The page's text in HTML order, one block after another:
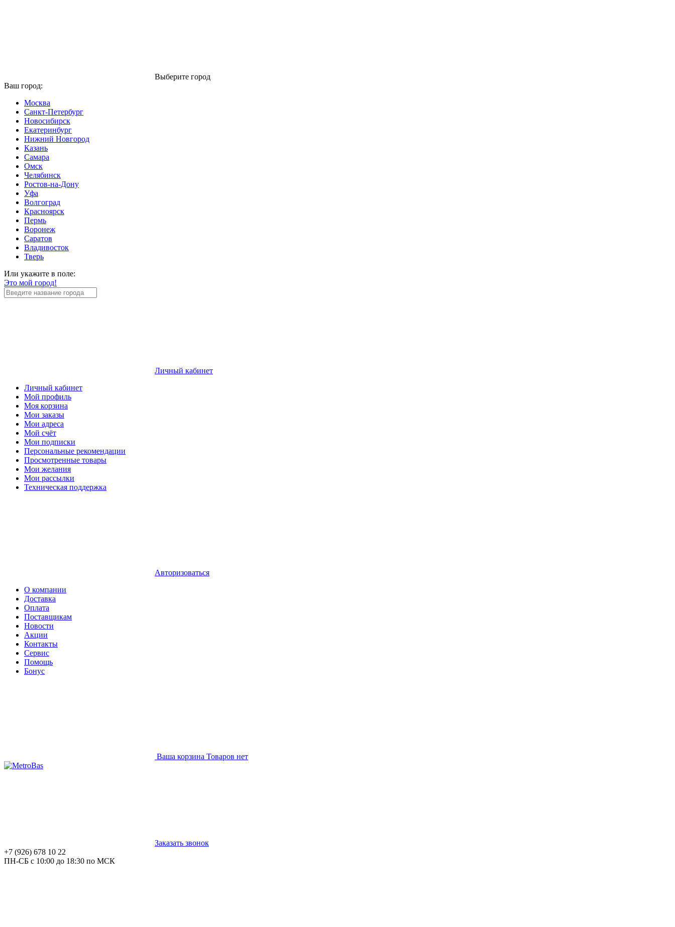
Выберите город
Ваш город:
Москва
Санкт-Петербург
Новосибирск
Екатеринбург
Нижний Новгород
Казань
Самара
Омск
Челябинск
Ростов-на-Дону
Уфа
Волгоград
Красноярск
Пермь
Воронеж
Саратов
Владивосток
Тверь
Или укажите в поле:
Это мой город!
Личный кабинет
Личный кабинет
Мой профиль
Моя корзина
Мои заказы
Мои адреса
Мой счёт
Мои подписки
Персональные рекомендации
Просмотренные товары
Мои желания
Мои рассылки
Техническая поддержка
Авторизоваться
О компании
Доставка
Оплата
Поставщикам
Новости
Акции
Контакты
Сервис
Помощь
Бонус
Ваша корзина Товаров нет
Заказать звонок
+7 (926) 678 10 22
ПН-СБ с 10:00 до 18:30 по МСК